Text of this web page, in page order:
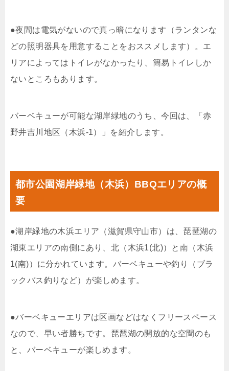
●夜間は電気がないので真っ暗になります（ランタンな
どの照明器具を用意することをおススメします）。エ
リアによってはトイレがなかったり、簡易トイレしか
ないところもあります。
バーベキューが可能な湖岸緑地のうち、今回は、「赤
野井吉川地区（木浜-1）」を紹介します。
都市公園湖岸緑地（木浜）BBQエリアの概
要
●湖岸緑地の木浜エリア（滋賀県守山市）は、琵琶湖の
湖東エリアの南側にあり、北（木浜1(北)）と南（木浜
1(南)）に分かれています。バーベキューや釣り（ブラ
ックバス釣りなど）が楽しめます。
●バーベキューエリアは区画などはなくフリースペース
なので、早い者勝ちです。琵琶湖の開放的な空間のも
と、バーベキューが楽しめます。